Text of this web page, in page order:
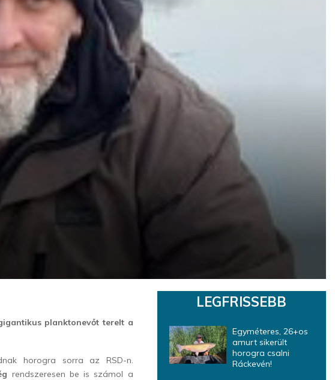
planktonevőt terelt a
horogra sorra az RSD-n.
rendszeresen be is számol a
LEGFRISSEBB
Egyméteres, 26+os
amurt sikerült
horogra csalni
Ráckevén!